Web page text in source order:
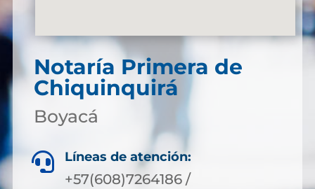
Notaría Primera de
Chiquinquirá
Boyacá
 Líneas de atención:
+57(608)7264186 /